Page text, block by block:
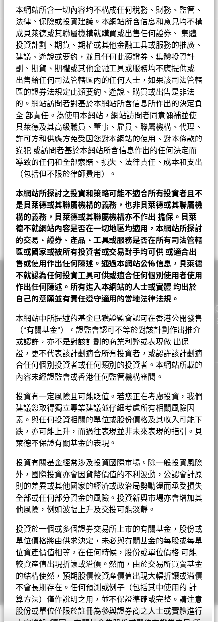
本網站所含一切內容均不構成任何稅務、財務、監管、
法律、保險或投資建議。本網站所含信息和意見均不構
成貝萊德或其聯屬機構就購買或出售任何證券、 集體
投資計劃、期貨、期權或其他金融工具或服務的推廣、
建議、遊說或要約，並且任何此類證券、集體投資計
劃、期貨、期權或其他金融工具或服務均不應提供或
出售給任何司法管轄區內的任何人士，如果該司法管轄
區的證券法規定此類要約、遊說、購買或出售是非法
的。網站訪問者對基於本網站所含信息所作出的決定負
全 部責任。為使用本網站，網站訪問者同意彌補並使
貝萊德及其高級職員、董事、雇員、聯屬機構、代理、
許可方和供應方免受因您對本網站的使用、對本條款的
違犯 或訪問者基於本網站所含信息作出的任何決定而
導致的任何和全部索賠、損失、法律責任、成本和支出
（包括但不限於律師費用）。
本網站所探討之投資和策略可能不適合所有投資者且不
是貝萊德或其聯屬機構的義務，也非貝萊德或其聯屬機
構的義務，貝萊德或其聯屬機構亦不作出 擔保。貝萊
德不就網站內容是否在一切地區均適用，本網站所探討
的交易、證券、產品、工具或服務是否在所有司法管轄
區或國家或被所有投資者或交易對手均可供 或適合出
售或使用作出任何陳述。通過本網站公佈信息，貝萊德
不就認為任何投資工具可供或適合任何個別使用者使用
作出任何陳述。所有進入本網站的人士或實體 均出於
自己的意願並有責任遵守適用的當地法律法規。
本網站中所提述的基金已獲證監會認可在香港公開發售
（“有關基金”）。證監會認可不等於對該計劃作出推介
或認許，亦不是對該計劃的商業利弊或表現做 出保
證，更不代表該計劃適合所有投資者，或認許該計劃適
合任何個別投資者或任何類別的投資者。本網站所載的
內容未經證監會或香港任何監管機構審閱。
投資有一定風險且可能貶值。若您正在考慮投資，我們
建議您取得獨立專業建議並仔細考慮所有相關風險因
素。與任何投資相關的單位或股份價格及其收入可能下
跌，亦可能上升，而過往表現並非未來表現的指引。貝
萊德不保證有關基金的表現。
投資有關基金經常涉及投資國際市場。除一般投資風險
外，國際投資亦會因貨幣價值的不利波動，公認會計原
則的差異或其他國家的經濟或政治局勢動盪而承受損失
全部或任何部分資金的風險。投資新興市場亦會增加其
他風險，例如波幅上升及交投可能淡靜。
投資於一個或多個證券交易所上市的有關基金，股份或
單位價格將由供求決定，未必與有關基金的每股或每單
位資產價值相等。在任何時候，股份或單位價格 可能
較資產值出現折讓或溢價。然而，由於交易所買賣基金
的結構使然，預期股價較資產價值出現大幅折讓或溢價
不會長期存在。任何預測或例子（包括其中使用的 計
算方法）僅作說明之用，並不保證準確或完整。請注意
股份或單位僅限於註冊為參與證券商之人士或實體進行
•5(G) 股份類別在未扣除開支之下派付股息。 6股份類別在未扣除
開支之下派付股息，此股份類別亦會在基金董事酌情決定下從資本
派付股息。11股份類別在未扣除開支之下派付股息，此股份類別亦
會在基金董事酌情決定下從資本派付股息。股息金額可能超過該股
份類別的已實現總回報，並且可全部或大部分從資本中支付，實際
上可能等同於向投資者返還其部分原始投資本金。8股份類別在未
扣除開支之下派付股息，此股份類別亦會在基金董事酌情決定下從
資本派付股息，並包括以股份類別貨幣對沖引起的息差派付股息。
息差虧損或會減少派付的股息。在未扣除開支之下派付股息，可產
生更多可供分派的收入。然而，這些股份實際上可能從資本派付股
息，可能相等於投資者獲得部分原投資額回報或資本收益。所有宣
派股息均會導致股份於除息日的每股資產淨值即時減少。
•基金可運用衍生工具作對沖及投資用途。然而，不會大量用作
投資用途。基金在使用衍生工具時可能蒙受損失。投資於備兌認購
期權可能限制相關資產的潛在升幅，或會對本基金的價值造成不利
影響。
•基金價值可升可跌，且可於短期內反覆，投資者或有可能損失
一定程度的投資金額。
產品資料概要以了解風險因素等詳情。
基金的全部貨幣對沖股份類別使用金融衍生產品以對沖貨幣風險。
股份類別中使用金融衍生產品可能為基金內其他股份類別帶來潛在
風險效應（亦稱為溢出）。該基金的管理公司將確保適當的程序得
以進行，以至對其他股份類別的風險效應減至最低。您只需直接在
基金名稱下方使用下拉式方框，即可查閱這基金內全部股份類別—
貨幣對沖股份類別會於股份類別的名稱中顯示「對沖」的字眼。此
外，如欲索取所有貨幣對沖股份類別的完整列表，應向基金管理公
司提出。
表現
圖表
查看圖表
派息紀錄
除淨日
派息
2026年7月31日
AUD 0.066000
2026年6月30日 AUD 0.066000
2026年5月29日 AUD 0.066000
2026年4月30日 AUD 0.065500
查看派息紀錄
表現
Chart
Bar chart with 5 bars.
The chart has 1 X axis displaying categories.
The chart has 1 Y axis displaying Values. Range: 0 to 12.
Values
年度回報(%)
2021 2022 2023 2024 2025
0
4
6
8
10
12
End of interactive chart.
2021 2022 2023 2024
2025
年度回報(%) AUD
8.41 10.30
表現已扣除持續徵收的收費，惟不包括認購和贖回費用。
往績並非未來表現的指引。投資者或未能取回投資的全部本金。
基金資料
基金總值
截至 2026年8月6日
美元 1,023,043,165
基金成立日期
2022年9月22日
基準貨幣
USD
SFDR分類
第8條
管理費
1.50%
管理費 (部分基金/股份類別包括
分銷費)
1.50%
最低首次投資額
收入用途
分配
監管制度
UCITS
晨星分類
其他股債混合
交易頻率
每日
SEDOL
BRZWJB3
股份成立日期
2023年9月13日
貨幣(本地)
資產類別
多元資產
首次認購費
5.00%
ISIN
LU2664936221
表現費
0.00%
註冊地點
盧森堡
管理公司
BlackRock (Luxembourg) S.A.
交易結算日
交易日 + 3 日
香港證監會認可ESG基金
是
有關費用詳情, 請參閱基金章程。
基本因素及風險
持倉數目
截至 2026年6月30日
2262
三年標準差
截至 -
市賬率
截至 2026年6月30日
2.59
修訂存續期
截至 2026年6月30日
1.66 yrs
加權平均到期日
截至 2026年6月30日
2.01
連續12個月收益率
截至 2026年7月31日
7.10%
市盈率
截至 2026年6月30日
18.89
到期收益率
截至 2026年6月30日
2.06
有效存續期
截至 2026年6月30日
可持續相關披露
本節依照 SFDR 第 10 條提供本基金的可持續性相關資訊。
A.概要
本基金推廣環境或社會特徵，但不以可持續投資為目標。
本基金部分投資於可持續投資項目。BlackRock 將可持續
投資定義為投資於有助實現環境或社會目標的發行人或證
券，此類發行人或證券並不會嚴重損害任何該等目標，且
可持續發展框架，以確定投資項目與環境及社會目標是否
一致。可持續投資項目應符合適用法律及規例所定義的不
造成嚴重損害 (DNSH) 要求。BlackRock 已制定一套準
則，以評估發行人或投資項目是否造成嚴重損害。本基金
尋求：(i) 以 ESG 評分處理重要的環境及社會問題；(ii) 降
低投資組合的溫室氣體排放強度以協助減緩氣候變化；
(iii) 應用 BlackRock EMEA 基線篩選工具；以及 (iv) 一套
特有的篩選工具。
本基金尋求以符合環境、社會和治理“ESG”投資原則的
方式，從其投資中獲得收入和資本增長。本基金為實現其
投資目標，將直接或間接投資於全球所有獲准投資項目，
一的總資產投資於固定收益可轉讓證券（亦稱為債務證
券，可能包括本基金將最多20%的總資產投資於若干高收
益固定收益可轉讓證券），以及投資於集體投資計劃單
位、現金、存款及貨幣市場工具。此投資策略的約束性元
素如下：（1）將本基金所持有的可持續投資維持在至少
20%。在此類可持續投資項目中，本基金至少1%的總資
產將投資於環境目標不符合《歐盟分類法》的可持續投資
會目標的可持續投資項目中；（2）應用貝萊德歐洲、中
東和非洲基線篩選政策；（3）在排除指數內至少20%的
最低評級證券後，將本基金的加權平均ESG評分維持在指
數的ESG評分之上；（4）將本基金的碳排放強度評分維持
在指數之下30%。本基金通過應用貝萊德歐洲、中東和非
洲基線篩選政策及其碳減排目標來考慮可持續性因素的主
本基金总资产的最少 80% 将投资于与环境和/或社会特征
一致的投资项目。在此类投资项目中，本基金至少 20%
的总资产将投资于可持续投资项目，而剩余的资产将投资
于符合上述其他环境及／或社会特征的投资项目。本基金
目前未承诺将其资产的 0% 以上投资于符合《欧盟分类
投资组合的一部分。本基金目前并不承诺投资于符合《欧
盟分类法》的天然气和/或核能相关项目。但是，此类投资
项目可能构成投资组合的一部分。
BlackRock 已制定一套高度自動化的合規流程，以助確保
本基金按照其規定的投資指引及適用的監管規定進行管
理。此包括根據相關方法監察本基金的環境或社會特徵。
BlackRock 已發展一套專有的方法用以確認可持續投資，
而本基金亦會採用若干其他方法以衡量其倡導的社會或環
境特徵的實踐成效。
持股
截至 2026年6月30日
成分股名稱 比重(%)
NVIDIA CORP
2.08
MICROSOFT CORP
1.41
ALPHABET INC CLASS A
0.91
APPLIED MATERIAL INC
0.84
AMAZON.COM INC
0.78
CHEVRON CORP
0.78
MASTERCARD INC CLASS A
ABBVIE INC
0.75
VISA INC CLASS A
0.71
基金以主動方式管理，而其成分將會變動。所示持倉僅供說明用
途，不應視作買賣有關證券的建議。基金細節、持倉和特色均截至
所示日期並可予更改。
投資或會更改
投資分佈
截至 2026年6月30日
投資分佈 基金 基準
Net
資訊科技
21.77 20.99
0.78
金融
19.20 17.67
1.53
通訊
9.86 10.11
-0.24
醫療保健
9.48 10.23
-0.75
工業
9.05 9.64
非必需消費品
7.69 8.66
-0.97
能源
6.21 4.59
1.62
基本消費品
5.75 6.46
-0.71
公用事業
5.03 5.97
房地產
2.87 2.05 0.82
顯示全部
負比重可能是因特定情況（包括基金購入證券的交易和結算日時
差）及／或為增加或減少市場風險及／或風險管理而利用若干金融
工具（包括衍生工具）所致。投資分佈或會更改。 由於四捨五
入，總額可能不等於100%。
價格及交易所
股份類別 貨幣 淨值
A11
USD 10.31 -0.02 -0.19
2026年8月6
A11 對沖股份
ZAR 103.91 -0.16 -0.15
2026年8月6
A2
USD 15.47 -0.02 -0.13
2026年8月6
A2 對沖股份
JPY 1,083.00 -3.00 -0.28
2026年8月6
A5
USD 12.22 -0.02 -0.16
2026年8月6
A6
USD 11.95 -0.02 -0.17
2026年8月6
2026年8月6
A6 對沖股份
GBP 11.32 -0.02 -0.18
2026年8月6
A6 對沖股份
HKD 113.48 -0.22 -0.19
2026年8月6
A6 對沖股份
CNH 107.09 -0.21 -0.20 2026年8月6
1 至 10 全部: 16 Previous
1 2
除特別註明外，所有資料截至月底。
基金經理
Robert Fisher
Riyadh Ali
Raffaele Savi
Jeffrey Rosenberg
可持續發展特徵可為投資者提供傳統以外的指標，連同其他指標及
資訊，投資者可以用來評估基金在環境、社會、管治(ESG)方面的
特徵。 可持續發展特徵並非目前或未來表現的指引，亦不反映基
金的潛在風險及回報程度。 資訊僅用於提高透明度和僅供參考。
投資者在評估基金時不應單獨或孤立地考慮可持續發展特徵，而是
應看作為其中一項參考資訊。
這些指標並不反映基金如何或會否納入ESG因素。除非在基金文件
中另有註明並包含在基金的投資目標中，否則這些指標不會改變基
金的投資目標或限制基金的可投資領域，亦不代表基金會採用以
ESG或Impact為主的投資策略或排除性篩選。請參閱基金章程以
了解更多關於基金的投資策略。
欲查看MSCI對可持續發展特徵的評估方法，請使用以下連結
MSCI ESG 基金評級 (AAA-CCC)
截至 2026年7月17日
MSCI ESG 品質得分 (0-10)
截至 2026年7月17日
7.12
基金 Lipper 全球分類
MSCI 加權平均碳密度 （噸 每百
萬美元銷售額之二氧化碳等量）
截至 2026年7月17日
87.16
MSCI ESG % 涵蓋範圍
截至 2026年7月17日
MSCI ESG 品質得分－同類基金
百分位數
截至 2026年7月17日
91.67
同類基金組別
截至 2026年7月17日
276
MSCI加權平均碳濃度覆蓋百分
比
85.12
業務參與
業務參與指標有助於投資者更全面地瞭解基金可能透過其投資而暴
露在其中的具體活動。
業務參與指標並不代表基金投資目標的，除非基金文件另有說明且
包括在基金投資目標，否則不會改變基金投資目標或限制基金的可
投資領域，也不代表基金將採用 ESG 或影響導向的投資策略或排
除篩選。有關基金投資策略的更多資訊，請參閱基金章程。
要查看業務參與指標背後的 MSCI 方法，可透過以下連結。
MSCI－爭議性武器
截至 2026年6月30日
0.00%
MSCI－核武器
截至 2026年6月30日
0.00%
MSCI－民用槍械
截至 2026年6月30日
0.00%
MSCI－煙草
截至 2026年6月30日
0.00%
MSCI－聯合國全球契約違反者
截至 2026年6月30日
MSCI－動力煤
截至 2026年6月30日
0.00%
MSCI－油砂
業務參與涵蓋範圍
截至 2026年6月30日
91.97%
未涵蓋的基金百分比
截至 2026年6月30日
8.09%
ESG 整合
ESG 整合
貝萊德在其投資過程中考量許多投資風險。出於為我們的客戶尋求
風險調整後的最佳回報，我們管理可能影響投資組合的重大風險和
機會，包括財務上重大的環境、社會和/或治理（ESG）數據或資
料（如有）。請參閱我們的《貝萊德ESG整合聲明》，以了解有關
此方法的更多資料，並參閱基金文件，以了解這些重大風險如何在
相關文件
貝萊德系統分析環球入息及增長基金 A6 對沖股份
澳元 基金
基金章程
貝萊德全球基金 – 基⾦產品資料概要
貝萊德全球基金—系統分析環球入息及增長基金
BGF股息組成資料 (每月)
貝萊德全球基金 - 最新每季派息
BGF股息組成資料 (每季)
貝萊德全球基金年報及賬目 - 只提供英文版本
作為一家全球投資管理公司及客戶的信託人，貝萊德致力為
實現財務幸福。自1999年以來，我們憑藉領先的金融科技，
戶提供理想的解決方案以協助他們達成其重要投資目標。
工作機會
新聞中心
投資者關係
法律通知
條款及細則
私隱通知
業務連續性
詐騙提示
Cookie通知
Manage cookies
© 2026 BlackRock, Inc版權所有